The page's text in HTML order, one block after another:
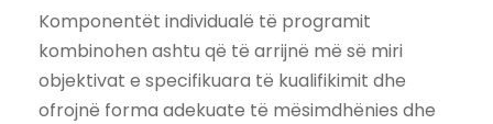
Komponentët individualë të programit
kombinohen ashtu që të arrijnë më së miri
objektivat e specifikuara të kualifikimit dhe
ofrojnë forma adekuate të mësimdhënies dhe